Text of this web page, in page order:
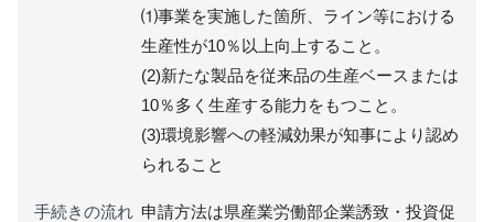
⑴事業を実施した箇所、ライン等における
生産性が10％以上向上すること。
(2)新たな製品を従来品の生産ベースまたは
10％多く生産する能力をもつこと。
(3)環境影響への軽減効果が知事により認め
られること
手続きの流れ 申請方法は県産業労働部企業誘致・投資促